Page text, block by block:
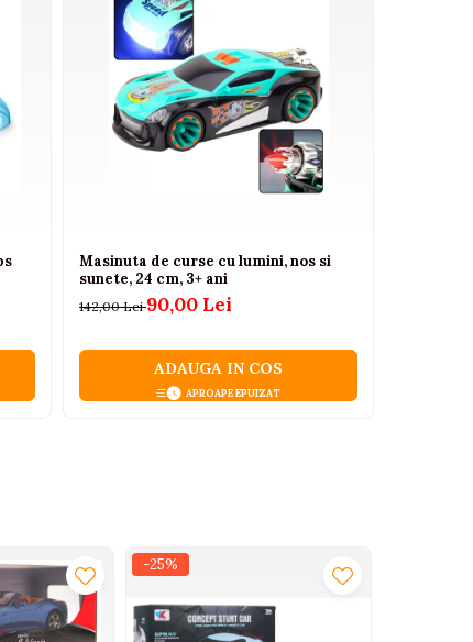
Masinuta de curse cu lumini, nos si
sunete, 24 cm, 3+ ani
142,00 Lei90,00 Lei
ADAUGA IN COS
APROAPE EPUIZAT
-25%